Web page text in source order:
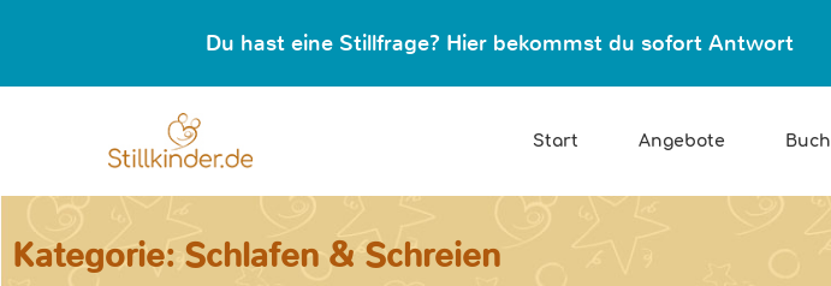
Du hast eine Stillfrage? Hier bekommst du sofort Antwort
Start Angebote Buch
Kategorie: Schlafen & Schreien